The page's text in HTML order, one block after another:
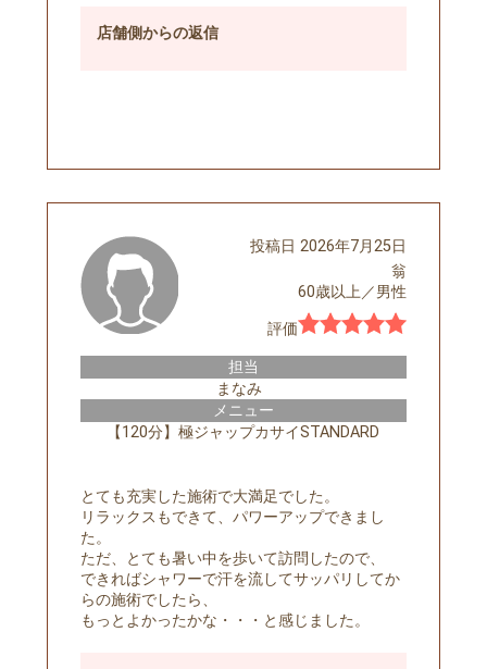
店舗側からの返信
翁
60歳以上／男性
投稿日2026年7月25日
評価
担当
まなみ
メニュー
【120分】極ジャップカサイSTANDARD
とても充実した施術で大満足でした。
リラックスもできて、パワーアップできまし
た。
ただ、とても暑い中を歩いて訪問したので、
できればシャワーで汗を流してサッパリしてか
らの施術でしたら、
もっとよかったかな・・・と感じました。